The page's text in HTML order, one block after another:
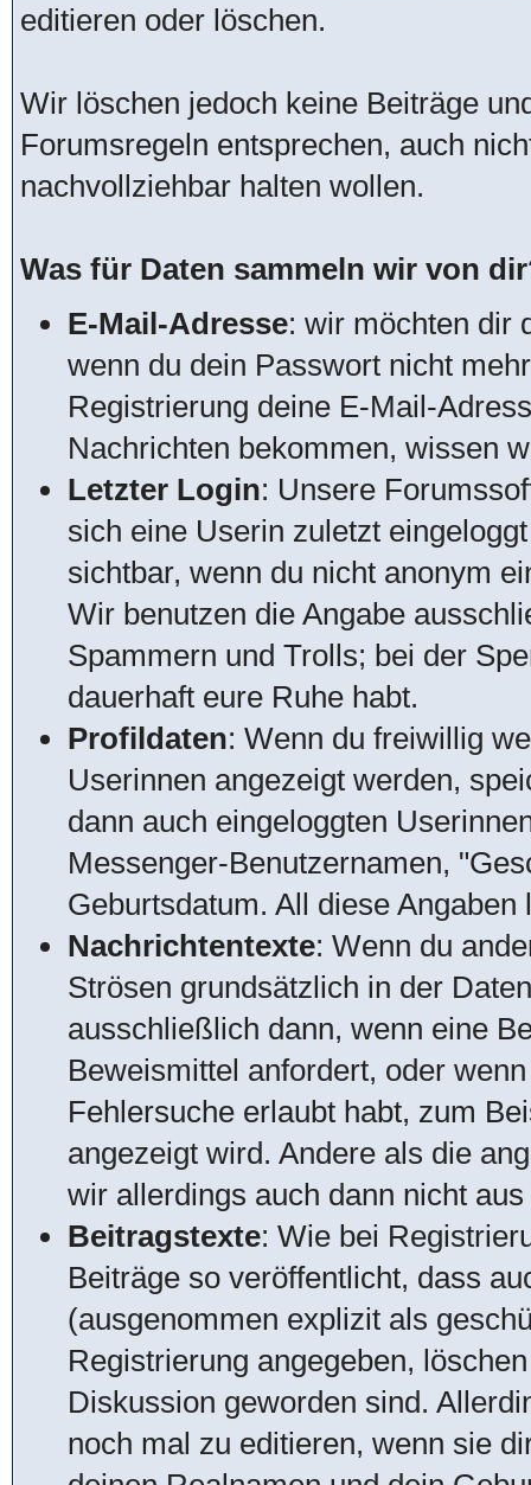
editieren oder löschen.
Wir löschen jedoch keine Beiträge
Forumsregeln entsprechen, auch
nachvollziehbar halten wollen.
Was für Daten sammeln wir von
E-Mail-Adresse: wir möchten dir
wenn du dein Passwort nicht
Registrierung deine E-Mail-
Nachrichten bekommen, wissen
Letzter Login: Unsere
sich eine Userin zuletzt
sichtbar, wenn du nicht anonym
Wir benutzen die Angabe
Spammern und Trolls; bei der
dauerhaft eure Ruhe habt.
Profildaten: Wenn du freiwillig
Userinnen angezeigt werden,
dann auch eingeloggten
Messenger-Benutzernamen,
Geburtsdatum. All diese
Nachrichtentexte: Wenn du
Strösen grundsätzlich in der
ausschließlich dann, wenn eine
Beweismittel anfordert, oder
Fehlersuche erlaubt habt, zum
angezeigt wird. Andere als die
wir allerdings auch dann nicht
Beitragstexte: Wie bei
Beiträge so veröffentlicht, dass
(ausgenommen explizit als
Registrierung angegeben,
Diskussion geworden sind.
noch mal zu editieren, wenn sie